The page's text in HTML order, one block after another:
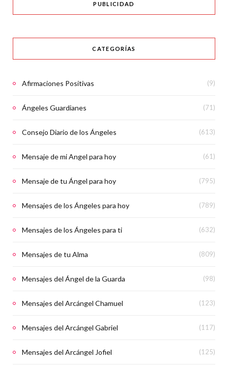
PUBLICIDAD
CATEGORÍAS
Afirmaciones Positivas (9)
Ángeles Guardianes (71)
Consejo Diario de los Ángeles (613)
Mensaje de mi Angel para hoy (61)
Mensaje de tu Ángel para hoy (795)
Mensajes de los Ángeles para hoy (789)
Mensajes de los Ángeles para ti (632)
Mensajes de tu Alma (809)
Mensajes del Ángel de la Guarda (98)
Mensajes del Arcángel Chamuel (123)
Mensajes del Arcángel Gabriel (117)
Mensajes del Arcángel Jofiel (125)